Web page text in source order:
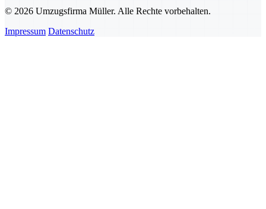
© 2026 Umzugsfirma Müller. Alle Rechte vorbehalten.
Impressum Datenschutz